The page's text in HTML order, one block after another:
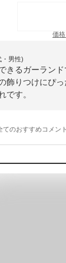
価
・男性)
きるガーラン
飾りつけにぴ
です。
てのおすすめコメン